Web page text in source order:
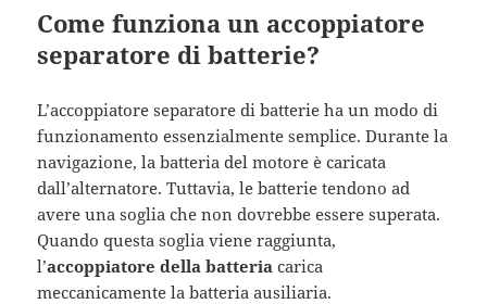
Come funziona un accoppiatore
separatore di batterie?
L’accoppiatore separatore di batterie ha un modo di
funzionamento essenzialmente semplice. Durante la
navigazione, la batteria del motore è caricata
dall’alternatore. Tuttavia, le batterie tendono ad
avere una soglia che non dovrebbe essere superata.
Quando questa soglia viene raggiunta,
l’accoppiatore della batteria carica
meccanicamente la batteria ausiliaria.